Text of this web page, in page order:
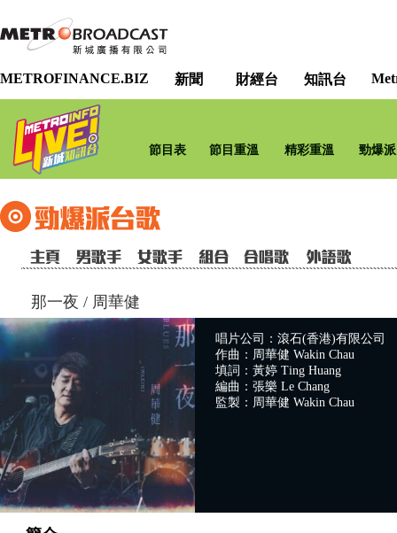
METROFINANCE.BIZ 新聞 財經台 知訊台
節目表 節目重溫 精彩重溫 勁爆
那一夜 / 周華健
唱片公司：滾石(香港)有限公司
作曲：周華健 Wakin Chau
填詞：黃婷 Ting Huang
編曲：張樂 Le Chang
監製：周華健 Wakin Chau